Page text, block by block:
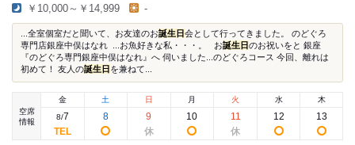
￥10,000～￥14,999 -
...全室個室だと聞いて、お友達のお誕生日会として行ってきました。 のどぐろ
専門店銀座中俣はなれ ...お魚好きな私・・・。 お誕生日のお祝いをと 銀座
『のどぐろ専門銀座中俣はなれ』へ 伺いました...のどぐろコース 今回、離れは
初めて！ 友人の誕生日 を兼ねて...
空席
情報
金
8/7
土
8
日
9
月
10
火
11
水
12
木
13